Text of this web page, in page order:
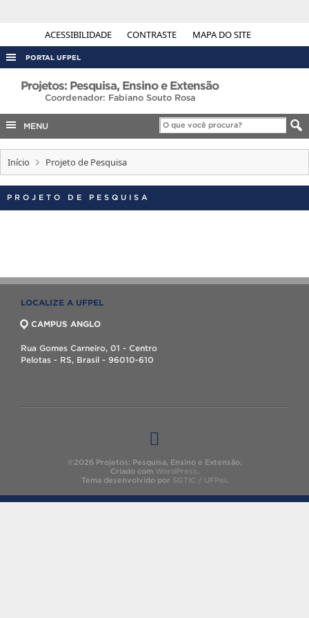
ACESSIBILIDADE CONTRASTE MAPA DO SITE
PORTAL UFPEL
ACESSO À INFORMAÇÃO
COBALTO
CONCURSOS
EDITAIS
INTERNACIONAL
Projetos: Pesquisa, Ensino e Extensão
Coordenador: Fabiano Souto Rosa
MENU
Início Projeto de Pesquisa
PROJETO DE PESQUISA
LOCALIZE A UFPEL
CAMPUS ANGLO
Rua Gomes Carneiro, 01 - Centro
Pelotas - RS, Brasil - 96010-610
©2026 Projetos: Pesquisa, Ensino e Extensão.
Criado com WordPress.
Tema desenvolvido por SGTIC / UFPel.